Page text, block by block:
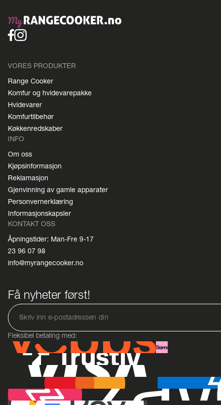
VORES PRODUKTER
Range Cooker
Komfur og hvidevarepakke
Hvidevarer
Komfurtilbehør
Køkkenredskaber
INFO
Om oss
Kjøpsinformasjon
Reklamasjon
Gjenvinning av gamle apparater
Personvernerklæring
Informasjonskapsler
KONTAKT OSS
Åpningstider: Man-Fre 9-17
23 96 07 98
info@myrangecooker.no
Få nyheter først!
Fleksibel betaling med: